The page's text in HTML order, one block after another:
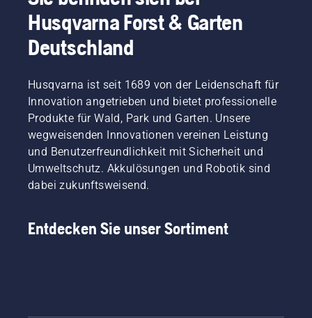
Husqvarna Forst & Garten
Deutschland
Husqvarna ist seit 1689 von der Leidenschaft für
Innovation angetrieben und bietet professionelle
Produkte für Wald, Park und Garten. Unsere
wegweisenden Innovationen vereinen Leistung
und Benutzerfreundlichkeit mit Sicherheit und
Umweltschutz. Akkulösungen und Robotik sind
dabei zukunftsweisend.
Entdecken Sie unser Sortiment